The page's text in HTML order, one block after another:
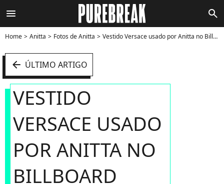
menu search
Home Anitta Fotos de Anitta Vestido Versace usado por Anitta no Billboard Music Awards 2022 custa R$ 263 mil e encontra-se esgotado no site da Versace - Foto
arrow_left ÚLTIMO ARTIGO
VESTIDO
VERSACE USADO
POR ANITTA NO
BILLBOARD